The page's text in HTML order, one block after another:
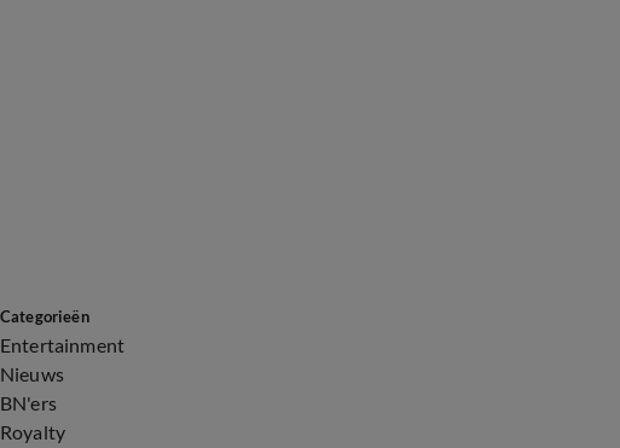
Categorieën
Entertainment
Nieuws
BN'ers
Royalty